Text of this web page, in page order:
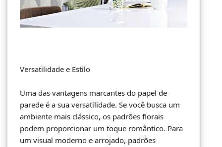
Versatilidade e Estilo
Uma das vantagens marcantes do papel de
parede é a sua versatilidade. Se você busca um
ambiente mais clássico, os padrões florais
podem proporcionar um toque romântico. Para
um visual moderno e arrojado, padrões